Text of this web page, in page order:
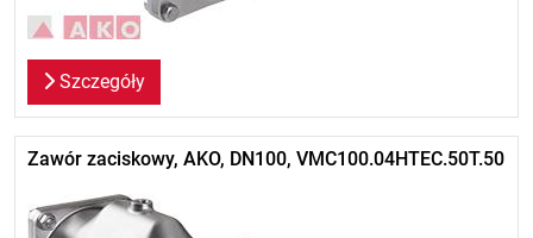
Szczegóły
Zawór zaciskowy, AKO, DN100, VMC100.04HTEC.50T.50